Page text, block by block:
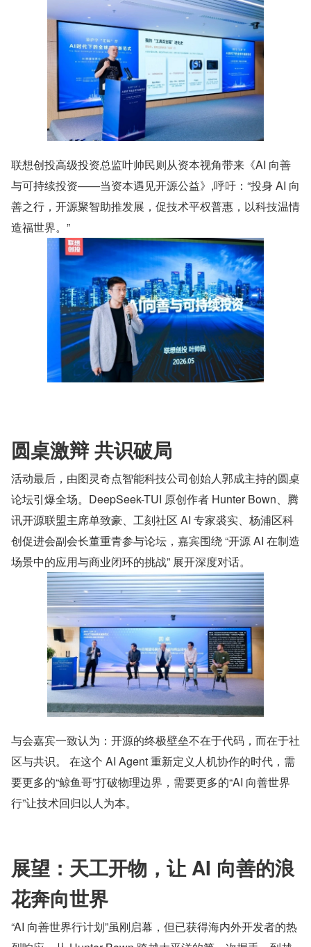
联想创投高级投资总监叶帅民则从资本视角带来《AI 向善
与可持续投资——当资本遇见开源公益》,呼吁：“投身 AI 向
善之行，开源聚智助推发展，促技术平权普惠，以科技温情
造福世界。”
圆桌激辩 共识破局
活动最后，由图灵奇点智能科技公司创始人郭成主持的圆桌
论坛引爆全场。DeepSeek-TUI 原创作者 Hunter Bown、腾
讯开源联盟主席单致豪、工刻社区 AI 专家裘实、杨浦区科
创促进会副会长董重青参与论坛，嘉宾围绕 “开源 AI 在制造
场景中的应用与商业闭环的挑战” 展开深度对话。
与会嘉宾一致认为：开源的终极壁垒不在于代码，而在于社
区与共识。 在这个 AI Agent 重新定义人机协作的时代，需
要更多的“鲸鱼哥”打破物理边界，需要更多的“AI 向善世界
行”让技术回归以人为本。
展望：天工开物，让 AI 向善的浪
花奔向世界
“AI 向善世界行计划”虽刚启幕，但已获得海内外开发者的热